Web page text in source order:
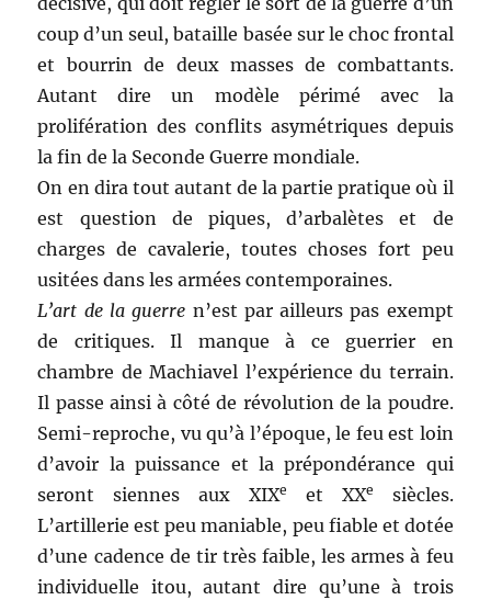
coup d’un seul, bataille basée sur le choc frontal
et bourrin de deux masses de combattants.
Autant dire un modèle périmé avec la
prolifération des conflits asymétriques depuis
la fin de la Seconde Guerre mondiale.
On en dira tout autant de la partie pratique où il
est question de piques, d’arbalètes et de
charges de cavalerie, toutes choses fort peu
usitées dans les armées contemporaines.
L’art de la guerre n’est par ailleurs pas exempt
de critiques. Il manque à ce guerrier en
chambre de Machiavel l’expérience du terrain.
Il passe ainsi à côté de révolution de la poudre.
Semi-reproche, vu qu’à l’époque, le feu est loin
d’avoir la puissance et la prépondérance qui
seront siennes aux XIXe et XXe
siècles.
L’artillerie est peu maniable, peu fiable et dotée
d’une cadence de tir très faible, les armes à feu
individuelle itou, autant dire qu’une à trois